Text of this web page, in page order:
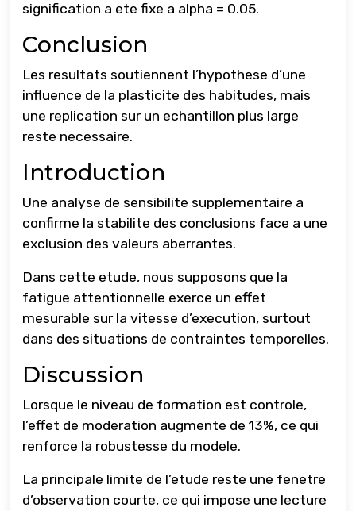
signification a ete fixe a alpha = 0.05.
Conclusion
Les resultats soutiennent l’hypothese d’une
influence de la plasticite des habitudes, mais
une replication sur un echantillon plus large
reste necessaire.
Introduction
Une analyse de sensibilite supplementaire a
confirme la stabilite des conclusions face a une
exclusion des valeurs aberrantes.
Dans cette etude, nous supposons que la
fatigue attentionnelle exerce un effet
mesurable sur la vitesse d’execution, surtout
dans des situations de contraintes temporelles.
Discussion
Lorsque le niveau de formation est controle,
l’effet de moderation augmente de 13%, ce qui
renforce la robustesse du modele.
La principale limite de l’etude reste une fenetre
d’observation courte, ce qui impose une lecture